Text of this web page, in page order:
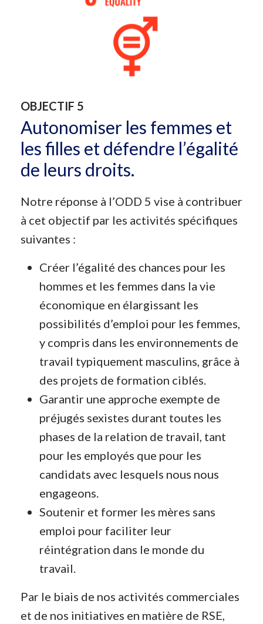
OBJECTIF 5
Autonomiser les femmes et
les filles et défendre l’égalité
de leurs droits.
Notre réponse à l’ODD 5 vise à contribuer
à cet objectif par les activités spécifiques
suivantes :
Créer l’égalité des chances pour les
hommes et les femmes dans la vie
économique en élargissant les
possibilités d’emploi pour les femmes,
y compris dans les environnements de
travail typiquement masculins, grâce à
des projets de formation ciblés.
Garantir une approche exempte de
préjugés sexistes durant toutes les
phases de la relation de travail, tant
pour les employés que pour les
candidats avec lesquels nous nous
engageons.
Soutenir et former les mères sans
emploi pour faciliter leur
réintégration dans le monde du
travail.
Par le biais de nos activités commerciales
et de nos initiatives en matière de RSE,